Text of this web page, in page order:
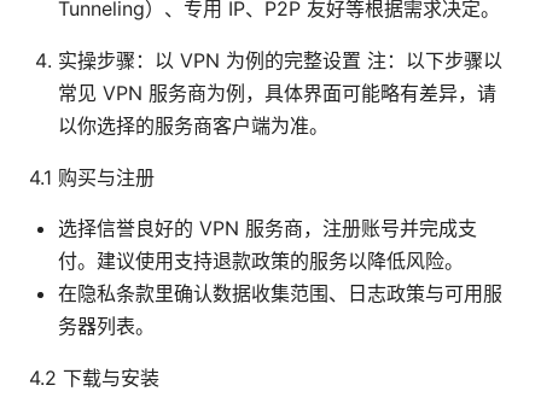
Tunneling）、专用 IP、P2P 友好等根据需求决定。
实操步骤：以 VPN 为例的完整设置 注：以下步骤以
常见 VPN 服务商为例，具体界面可能略有差异，请
以你选择的服务商客户端为准。
4.1 购买与注册
选择信誉良好的 VPN 服务商，注册账号并完成支
付。建议使用支持退款政策的服务以降低风险。
在隐私条款里确认数据收集范围、日志政策与可用服
务器列表。
4.2 下载与安装